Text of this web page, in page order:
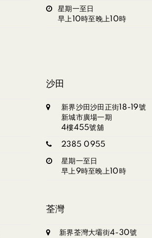
星期一至日
早上10時至晚上10時
沙田
新界沙田沙田正街18-19號
新城市廣場一期
4樓455號舖
2385 0955
星期一至日
早上9時至晚上10時
荃灣
新界荃灣大壩街4-30號